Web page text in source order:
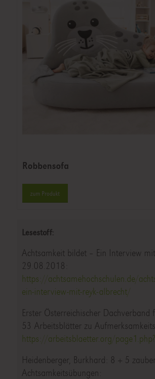
Robbensofa
zum Produkt
Lesestoff:
Achtsamkeit bildet – Ein Interview
29.08.2018:
https://achtsamehochschulen.de/
ein-interview-mit-reyk-albrecht/
Erster Österreichischer Dachverband
53 Arbeitsblätter zu
https://arbeitsblaetter.org/
Heidenberger, Burkhard: 8 + 5
Achtsamkeitsübungen: